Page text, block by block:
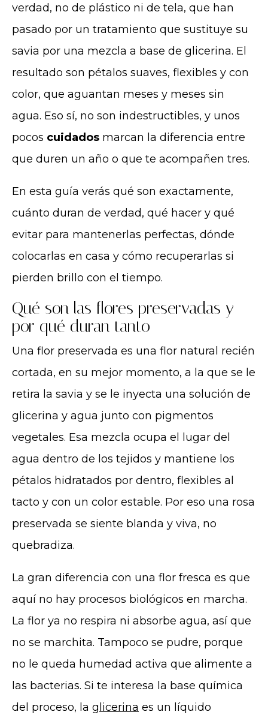
verdad, no de plástico ni de tela, que han
pasado por un tratamiento que sustituye su
savia por una mezcla a base de glicerina. El
resultado son pétalos suaves, flexibles y con
color, que aguantan meses y meses sin
agua. Eso sí, no son indestructibles, y unos
pocos cuidados marcan la diferencia entre
que duren un año o que te acompañen tres.
En esta guía verás qué son exactamente,
cuánto duran de verdad, qué hacer y qué
evitar para mantenerlas perfectas, dónde
colocarlas en casa y cómo recuperarlas si
pierden brillo con el tiempo.
Qué son las flores preservadas y
por qué duran tanto
Una flor preservada es una flor natural recién
cortada, en su mejor momento, a la que se le
retira la savia y se le inyecta una solución de
glicerina y agua junto con pigmentos
vegetales. Esa mezcla ocupa el lugar del
agua dentro de los tejidos y mantiene los
pétalos hidratados por dentro, flexibles al
tacto y con un color estable. Por eso una rosa
preservada se siente blanda y viva, no
quebradiza.
La gran diferencia con una flor fresca es que
aquí no hay procesos biológicos en marcha.
La flor ya no respira ni absorbe agua, así que
no se marchita. Tampoco se pudre, porque
no le queda humedad activa que alimente a
las bacterias. Si te interesa la base química
del proceso, la glicerina es un líquido